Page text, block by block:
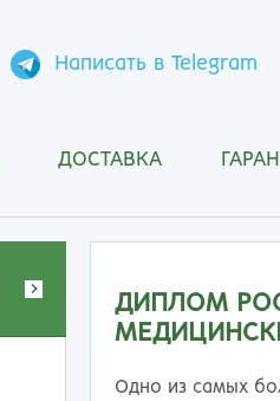
Написать в Telegram
ДОСТАВКА
ДИПЛОМ
Одно из самых